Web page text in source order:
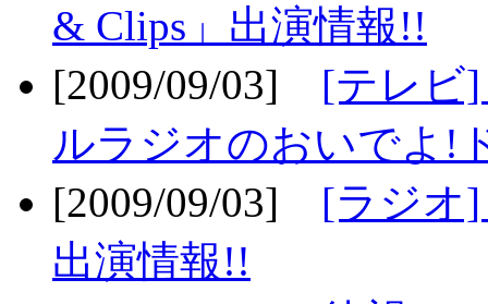
& Clips」出演情報!!
[2009/09/03] [テレビ
ルラジオのおいでよ!
[2009/09/03] [ラジオ]
出演情報!!